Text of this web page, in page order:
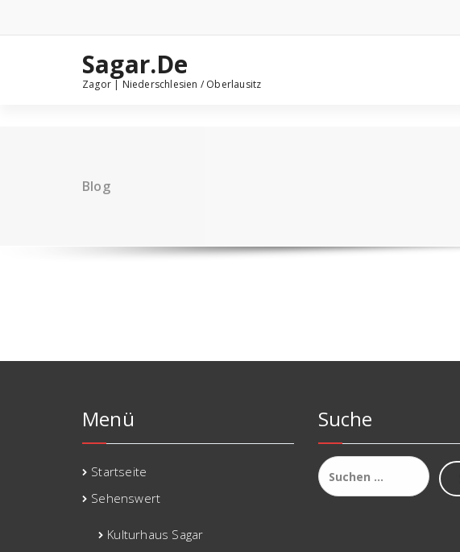
Sagar.De
Zagor | Niederschlesien / Oberlausitz
Blog
Menü
Startseite
Sehenswert
Kulturhaus Sagar
Suche
Suchen
nach: